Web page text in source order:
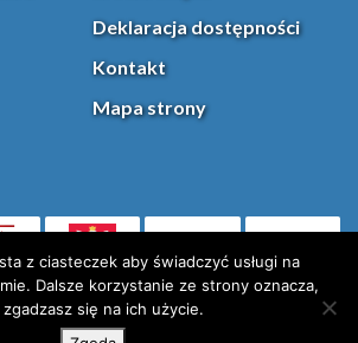
Deklaracja dostępności
Kontakt
Mapa strony
się w nowej karcie)Facebook
z ciasteczek aby świadczyć usługi na
Dalsze korzystanie ze strony oznacza,
zgadzasz się na ich użycie.